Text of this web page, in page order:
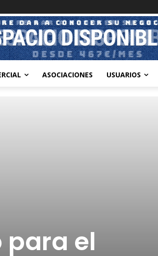
ASOCIACIONES USUARIOS
el